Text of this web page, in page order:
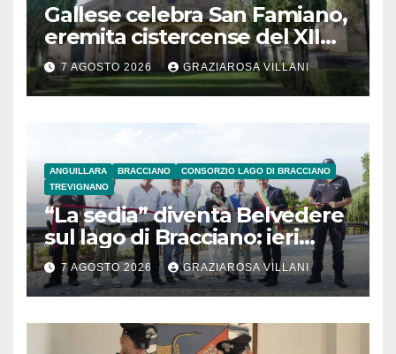
Gallese celebra San Famiano,
eremita cistercense del XII
secolo
7 AGOSTO 2026 GRAZIAROSA VILLANI
ANGUILLARA BRACCIANO
CONSORZIO LAGO DI BRACCIANO
TREVIGNANO
“La sedia” diventa Belvedere
sul lago di Bracciano: ieri
l’inaugurazione
7 AGOSTO 2026 GRAZIAROSA VILLANI